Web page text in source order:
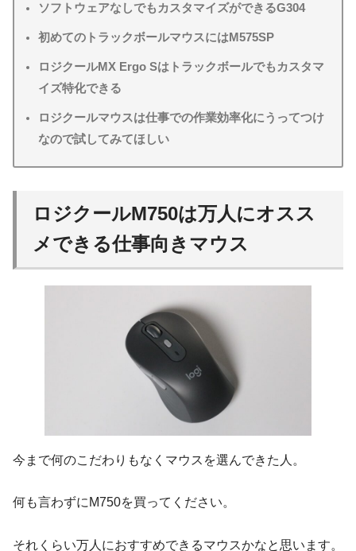
ソフトウェアなしでもカスタマイズができるG304
初めてのトラックボールマウスにはM575SP
ロジクールMX Ergo Sはトラックボールでもカスタマ
イズ特化できる
ロジクールマウスは仕事での作業効率化にうってつけ
なので試してみてほしい
ロジクールM750は万人にオスス
メできる仕事向きマウス
今まで何のこだわりもなくマウスを選んできた人。
何も言わずにM750を買ってください。
それくらい万人におすすめできるマウスかなと思います。